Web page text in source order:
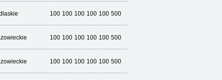
100 100 100 100 100 500
100 100 100 100 100 500
100 100 100 100 100 500